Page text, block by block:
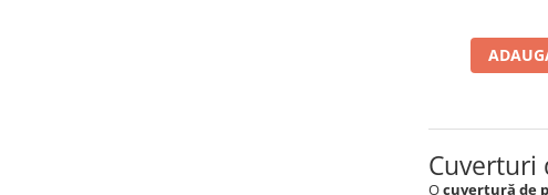
Cuverturi
Ocuvertură de